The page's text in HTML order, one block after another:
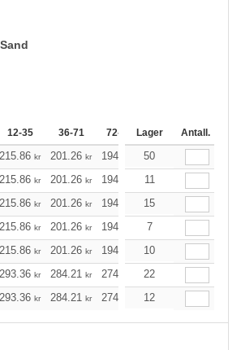
Sand
12-35 36-71 72-143 144-287
Lager Antall.
215.86 kr 201.26 kr 194.79 184.98
50
215.86 kr 201.26 kr 194.79 184.98
11
215.86 kr 201.26 kr 194.79 184.98
15
215.86 kr 201.26 kr 194.79
7
215.86 kr 201.26 kr 194.79 184.98
10
293.36 kr 284.21 kr 274.96 261.24
22
293.36 kr 284.21 kr 274.96 261.24
12